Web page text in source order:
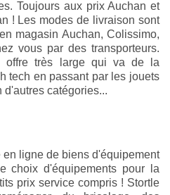
Toujours aux prix Auchan et
! Les modes de livraison sont
magasin Auchan, Colissimo,
vous par des transporteurs.
offre très large qui va de la
tech en passant par les jouets
catégories...
en ligne de biens d'équipement
choix d'équipements pour la
prix service compris ! Stortle